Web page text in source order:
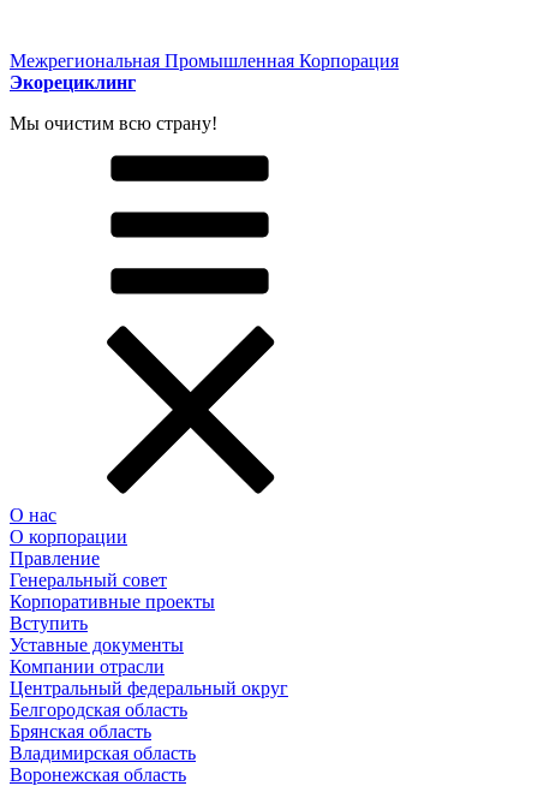
Межрегиональная Промышленная Корпорация
Экорециклинг
Мы очистим всю страну!
О нас
О корпорации
Правление
Генеральный совет
Корпоративные проекты
Вступить
Уставные документы
Компании отрасли
Центральный федеральный округ
Белгородская область
Брянская область
Владимирская область
Воронежская область